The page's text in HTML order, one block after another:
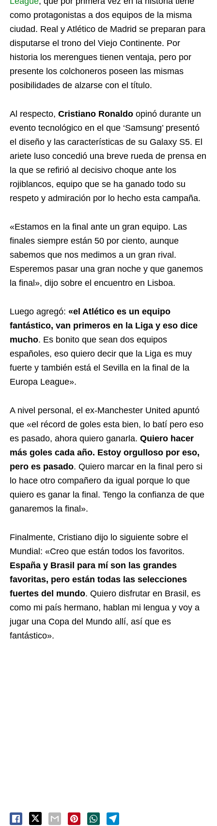
como protagonistas a dos equipos de la misma
ciudad. Real y Atlético de Madrid se preparan para
disputarse el trono del Viejo Continente. Por
historia los merengues tienen ventaja, pero por
presente los colchoneros poseen las mismas
posibilidades de alzarse con el título.
Al respecto, Cristiano Ronaldo opinó durante un
evento tecnológico en el que ‘Samsung’ presentó
el diseño y las características de su Galaxy S5. El
ariete luso concedió una breve rueda de prensa en
la que se refirió al decisivo choque ante los
rojiblancos, equipo que se ha ganado todo su
respeto y admiración por lo hecho esta campaña.
«Estamos en la final ante un gran equipo. Las
finales siempre están 50 por ciento, aunque
sabemos que nos medimos a un gran rival.
Esperemos pasar una gran noche y que ganemos
la final», dijo sobre el encuentro en Lisboa.
Luego agregó: «el Atlético es un equipo
fantástico, van primeros en la Liga y eso dice
mucho. Es bonito que sean dos equipos
españoles, eso quiero decir que la Liga es muy
fuerte y también está el Sevilla en la final de la
Europa League».
A nivel personal, el ex-Manchester United apuntó
que «el récord de goles esta bien, lo batí pero eso
es pasado, ahora quiero ganarla. Quiero hacer
más goles cada año. Estoy orgulloso por eso,
pero es pasado. Quiero marcar en la final pero si
lo hace otro compañero da igual porque lo que
quiero es ganar la final. Tengo la confianza de que
ganaremos la final».
Finalmente, Cristiano dijo lo siguiente sobre el
Mundial: «Creo que están todos los favoritos.
España y Brasil para mí son las grandes
favoritas, pero están todas las selecciones
fuertes del mundo. Quiero disfrutar en Brasil, es
como mi país hermano, hablan mi lengua y voy a
jugar una Copa del Mundo allí, así que es
fantástico».